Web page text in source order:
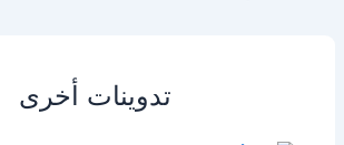
تدوينات أخرى